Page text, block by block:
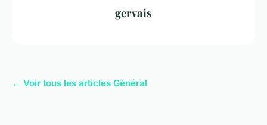
gervais
← Voir tous les articles Général